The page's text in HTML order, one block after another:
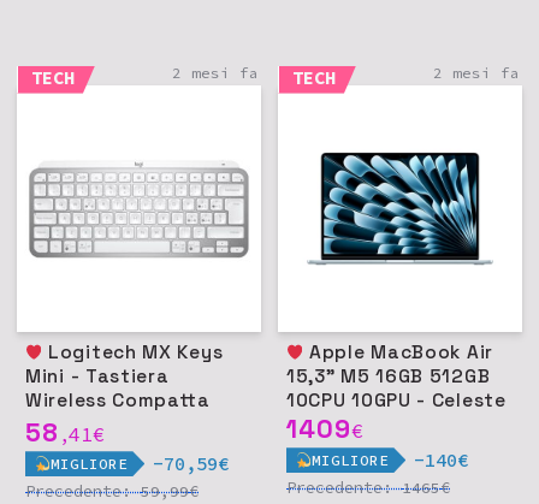
TECH 2 mesi fa
Mini - Tastiera
Wireless Compatta
Retroilluminata in
Metallo - Grigio chiaro
58 ,41€
MIGLIORE -70,59€
Precedente:59,99€
TECH 2 mesi fa
Apple MacBook Air
15,3" M5 16GB 512GB
10CPU 10GPU - Celeste
1409€
MIGLIORE -140€
Precedente:1465€